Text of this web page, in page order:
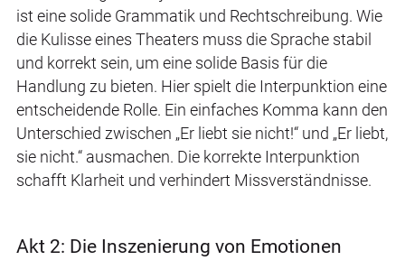
ist eine solide Grammatik und Rechtschreibung. Wie
die Kulisse eines Theaters muss die Sprache stabil
und korrekt sein, um eine solide Basis für die
Handlung zu bieten. Hier spielt die Interpunktion eine
entscheidende Rolle. Ein einfaches Komma kann den
Unterschied zwischen „Er liebt sie nicht!“ und „Er liebt,
sie nicht.“ ausmachen. Die korrekte Interpunktion
schafft Klarheit und verhindert Missverständnisse.
Akt 2: Die Inszenierung von Emotionen